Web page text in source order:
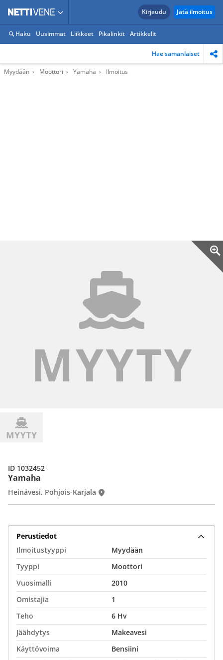
Kirjaudu Jätä ilmoitus
Haku Uusimmat Liikkeet Pikalinkit Artikkelit
Hae samanlaiset
Myydään Moottori Yamaha Ilmoitus
Yamaha
Heinävesi, Pohjois-Karjala
ID 1032452
Perustiedot
Ilmoitustyyppi
Myydään
Tyyppi
Moottori
Vuosimalli
2010
Omistajia
1
Teho
6 Hv
Jäähdytys
Makeavesi
Käyttövoima
Bensiini